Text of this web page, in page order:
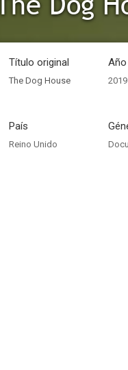
Título original
The Dog House
Año
2019
País
Reino Unido